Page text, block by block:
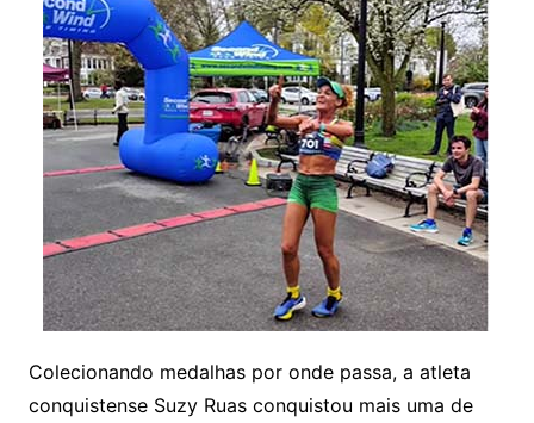
Colecionando medalhas por onde passa, a atleta
conquistense Suzy Ruas conquistou mais uma de